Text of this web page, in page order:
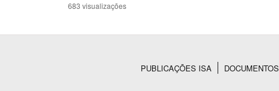
683 visualizações
PUBLICAÇÕES ISA DOCUMENTOS